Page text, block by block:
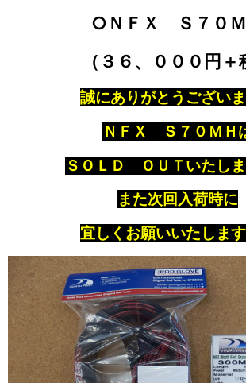
○ＮＦＸ Ｓ７０Ｍ
（３６、０００円＋
誠にありがとうございま
ＮＦＸ Ｓ７０ＭＨ
ＳＯＬＤ ＯＵＴいたしま
また次回入荷時に
宜しくお願いいたします